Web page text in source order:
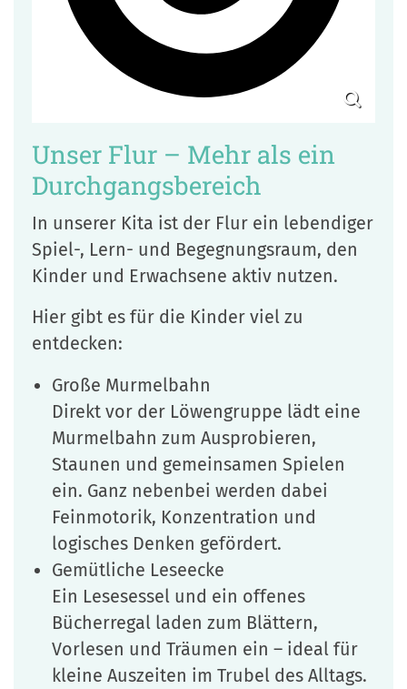
Unser Flur – Mehr als ein
Durchgangsbereich
In unserer Kita ist der Flur ein lebendiger
Spiel-, Lern- und Begegnungsraum, den
Kinder und Erwachsene aktiv nutzen.
Hier gibt es für die Kinder viel zu
entdecken:
Große Murmelbahn
Direkt vor der Löwengruppe lädt eine
Murmelbahn zum Ausprobieren,
Staunen und gemeinsamen Spielen
ein. Ganz nebenbei werden dabei
Feinmotorik, Konzentration und
logisches Denken gefördert.
Gemütliche Leseecke
Ein Lesesessel und ein offenes
Bücherregal laden zum Blättern,
Vorlesen und Träumen ein – ideal für
kleine Auszeiten im Trubel des Alltags.